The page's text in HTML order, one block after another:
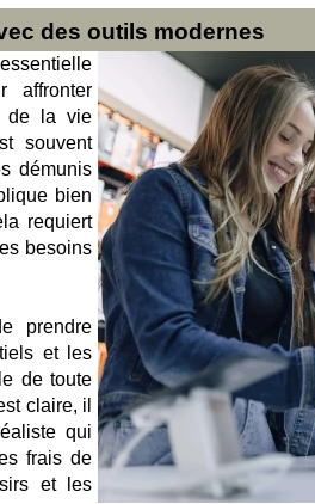
des outils modernes
affronter
de la vie
souvent
démunis
bien
requiert
besoins
prendre
et les
de toute
claire, il
qui
frais de
et les